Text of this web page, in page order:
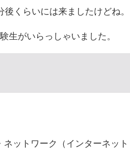
後くらいには来ましたけどね。
生がいらっしゃいました。
ットワーク（インターネッ